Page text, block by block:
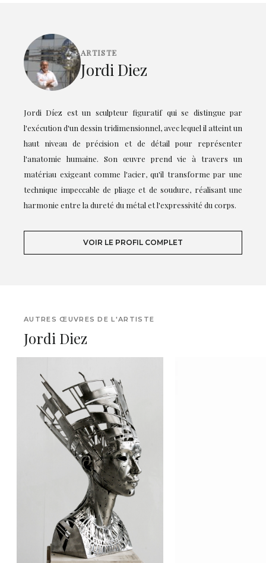
ARTISTE
Jordi Diez
Jordi Díez est un sculpteur figuratif qui se distingue par
l'exécution d'un dessin tridimensionnel, avec lequel il atteint un
haut niveau de précision et de détail pour représenter
l'anatomie humaine. Son œuvre prend vie à travers un
matériau exigeant comme l'acier, qu'il transforme par une
technique impeccable de pliage et de soudure, réalisant une
harmonie entre la dureté du métal et l'expressivité du corps.
VOIR LE PROFIL COMPLET
AUTRES ŒUVRES DE L'ARTISTE
Jordi Diez